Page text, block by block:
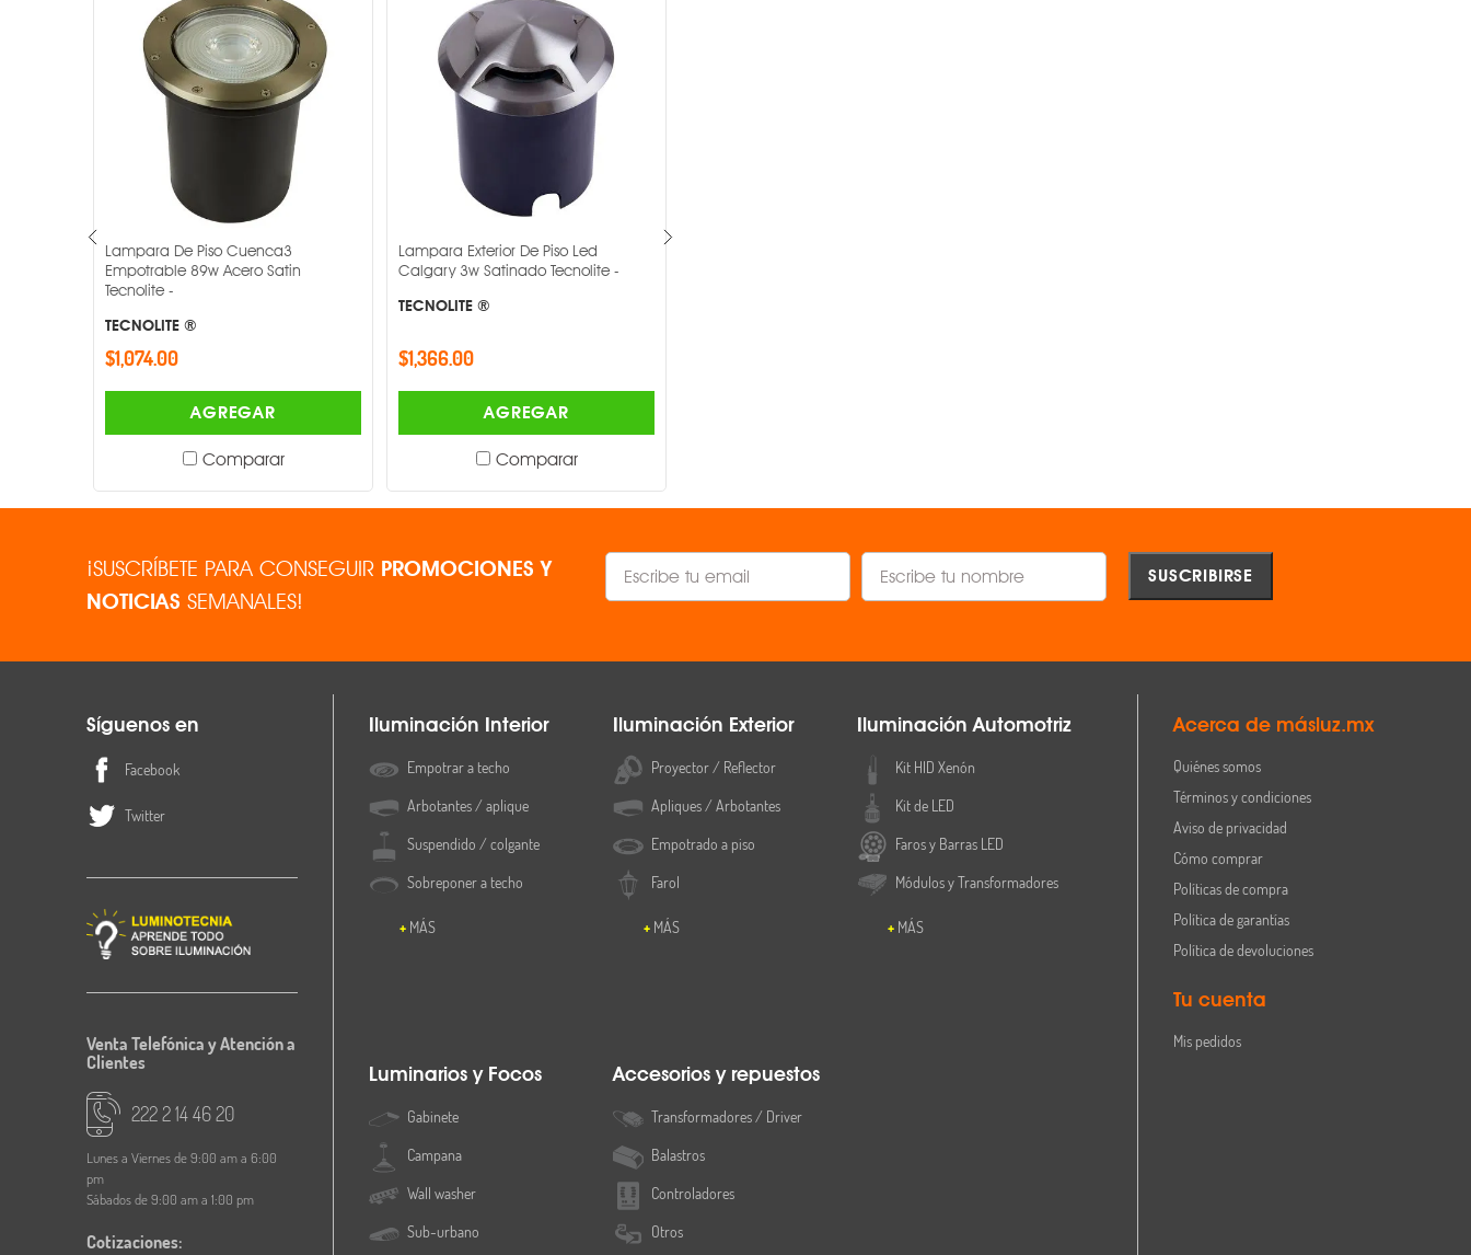
Voltaje
Potencia
Temperatura de color
IRC
Ángulo de apertura
Acabado
Dimensiones
Lampara De Piso Cuenca3
Empotrable 89w Acero Satin
Tecnolite -
TECNOLITE ®
$1,074.00
AGREGAR
Comparar
Lampara Exterior De Piso Led
Calgary 3w Satinado Tecnolite -
TECNOLITE ®
$1,366.00
AGREGAR
Comparar
¡SUSCRÍBETE PARA CONSEGUIR PROMOCIONES Y
NOTICIAS SEMANALES!
Síguenos en
Facebook
Twitter
Venta Telefónica y Atención a
Clientes
222 2 14 46 20
Lunes a Viernes de 9:00 am a 6:00
pm
Sábados de 9:00 am a 1:00 pm
Cotizaciones:
Iluminación Interior
Empotrar a techo
Arbotantes / aplique
Suspendido / colgante
Sobreponer a techo
MÁS
Iluminación Exterior
Proyector / Reflector
Apliques / Arbotantes
Empotrado a piso
Farol
MÁS
Iluminación Automotriz
Kit HID Xenón
Kit de LED
Faros y Barras LED
Módulos y Transformadores
MÁS
Luminarios y Focos
Gabinete
Campana
Wall washer
Sub-urbano
Accesorios y repuestos
Transformadores / Driver
Balastros
Controladores
Otros
Acerca de másluz.mx
Quiénes somos
Términos y condiciones
Aviso de privacidad
Cómo comprar
Políticas de compra
Política de garantías
Política de devoluciones
Tu cuenta
Mis pedidos